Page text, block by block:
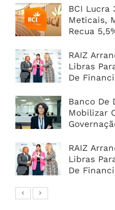
BCI Lucra
Meticais,
Recua
RAIZ
Libras
De
Banco De
Mobilizar
RAIZ
Libras
De